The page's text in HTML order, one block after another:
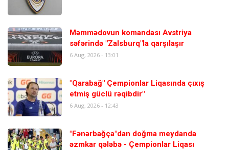
Məmmədovun komandası Avstriya
səfərində "Zalsburq"la qarşılaşır
6 Aug, 2026 - 13:01
"Qarabağ" Çempionlar Liqasında çıxış
etmiş güclü rəqibdir"
6 Aug, 2026 - 12:43
"Fənərbağça"dan doğma meydanda
əzmkar qələbə - Çempionlar Liqası